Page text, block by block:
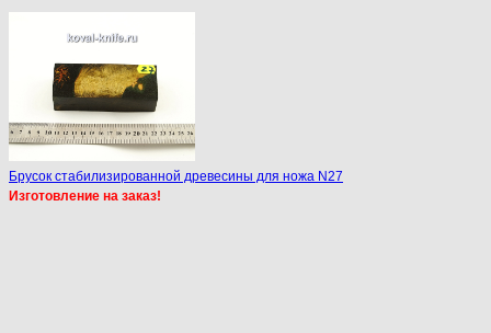
Брусок стабилизированной древесины для ножа N27
Изготовление на заказ!